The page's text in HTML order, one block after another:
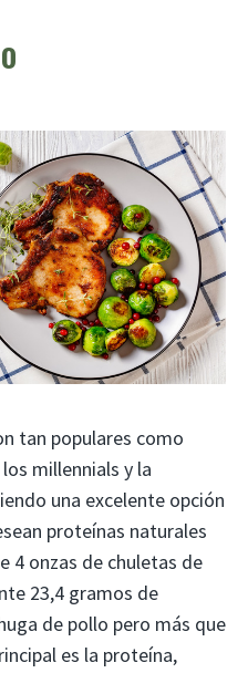
tan populares como
millennials y la
una excelente opción
proteínas naturales
4 onzas de chuletas de
23,4 gramos de
de pollo pero más que
es la proteína,